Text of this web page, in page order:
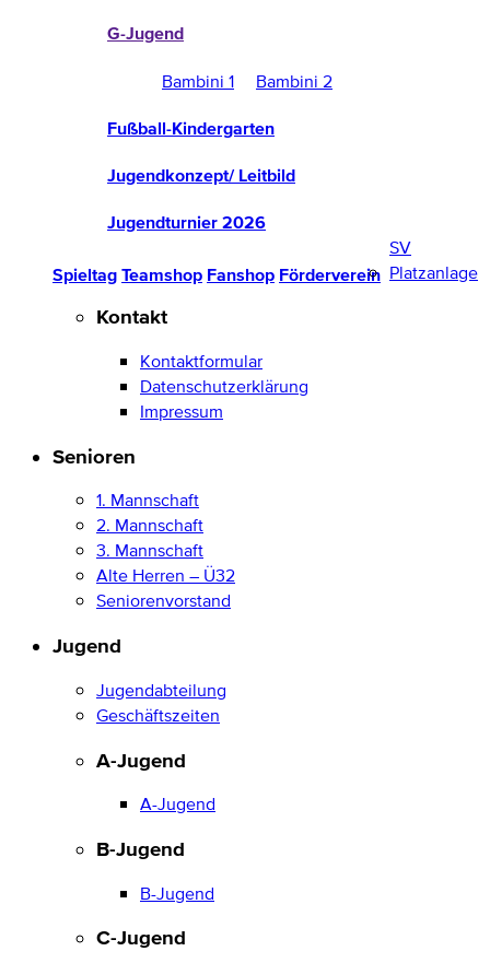
G-Jugend
Bambini 1 Bambini 2
Fußball-Kindergarten
Jugendkonzept/ Leitbild
Jugendturnier 2026
Spieltag Teamshop Fanshop Förderverein
SV
Platzanlage
Kontakt
Kontaktformular
Datenschutzerklärung
Impressum
Senioren
1. Mannschaft
2. Mannschaft
3. Mannschaft
Alte Herren – Ü32
Seniorenvorstand
Jugend
Jugendabteilung
Geschäftszeiten
A-Jugend
A-Jugend
B-Jugend
B-Jugend
C-Jugend